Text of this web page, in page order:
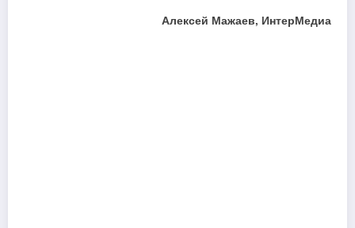
Алексей Мажаев, ИнтерМедиа